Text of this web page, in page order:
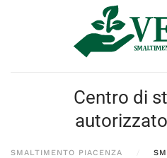
Centro di
SMALTIMENTO PIACENZA